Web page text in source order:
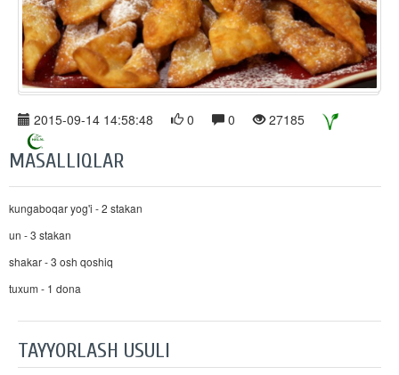
2015-09-14 14:58:48 0 0 27185
MASALLIQLAR
kungaboqar yog'i - 2 stakan
un - 3 stakan
shakar - 3 osh qoshiq
tuxum - 1 dona
TAYYORLASH USULI